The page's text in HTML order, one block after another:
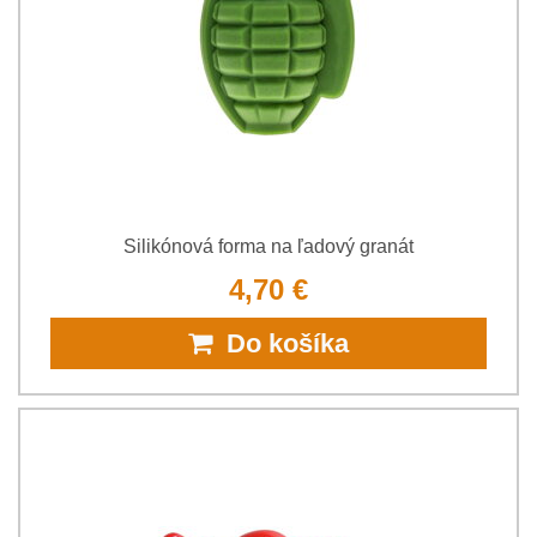
Silikónová forma na ľadový granát
4,70 €
Do košíka